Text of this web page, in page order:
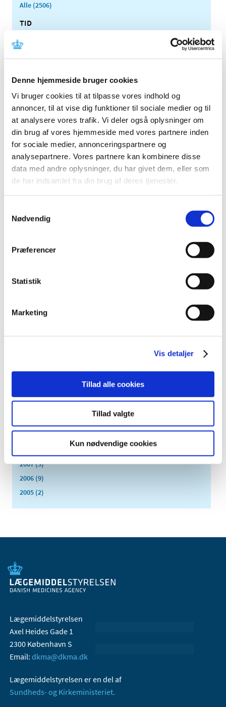
Denne hjemmeside bruger cookies
Vi bruger cookies til at tilpasse vores indhold og
annoncer, til at vise dig funktioner til sociale medier og til
at analysere vores trafik. Vi deler også oplysninger om
din brug af vores hjemmeside med vores partnere inden
for sociale medier, annonceringspartnere og
analysepartnere. Vores partnere kan kombinere disse
data med andre oplysninger, du har givet dem, eller som
de har indsamlet fra din brug af deres tjenester.
Nødvendig
Præferencer
Statistik
Marketing
Vis detaljer
Tillad alle cookies
Tillad valgte
Kun nødvendige cookies
Alle (2506)
TID
2025 (158)
2023 (195)
2022 (197)
2021 (516)
2020 (263)
2019 (159)
2017 (167)
2016 (167)
2015 (33)
december (3)
oktober (1)
juli (2)
maj (2)
marts (3)
2007 (3)
2006 (9)
2005 (2)
Lægemiddelstyrelsen
Axel Heides Gade 1
2300 København S
Email: dkma@dkma.dk
Lægemiddelstyrelsen er en del af
Sundheds- og Kirkeministeriet.